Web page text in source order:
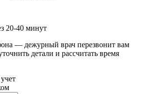
20-40 минут
— дежурный врач перезвонит вам
детали и рассчитать время